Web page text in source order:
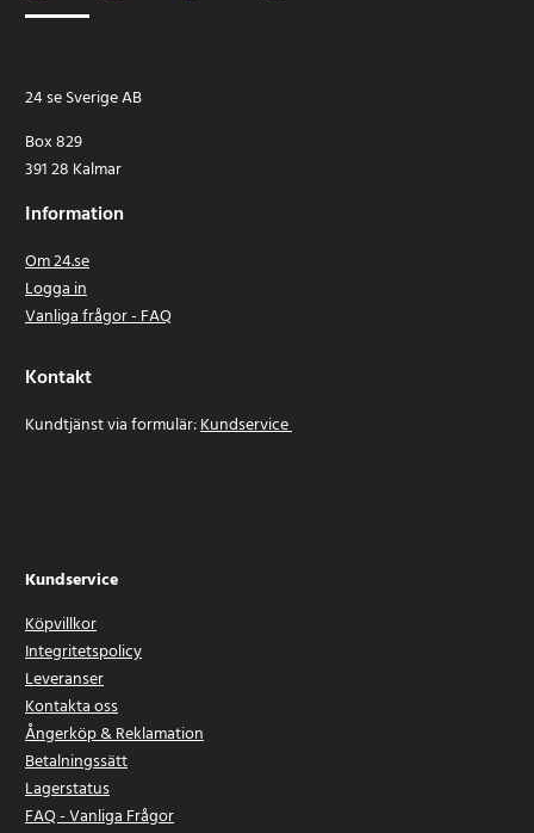
24 se Sverige AB
Box 829
391 28 Kalmar
Information
Om 24.se
Logga in
Vanliga frågor - FAQ
Kontakt
Kundtjänst via formulär:Kundservice
Kundservice
Köpvillkor
Integritetspolicy
Leveranser
Kontakta oss
Ångerköp & Reklamation
Betalningssätt
Lagerstatus
FAQ - Vanliga Frågor